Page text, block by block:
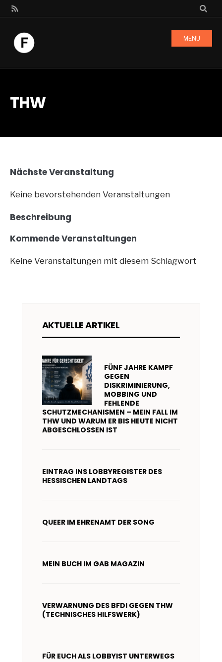
MENU
THW
Nächste Veranstaltung
Keine bevorstehenden Veranstaltungen
Beschreibung
Kommende Veranstaltungen
Keine Veranstaltungen mit diesem Schlagwort
AKTUELLE ARTIKEL
FÜNF JAHRE KAMPF
GEGEN
DISKRIMINIERUNG,
MOBBING UND
FEHLENDE
SCHUTZMECHANISMEN – MEIN FALL IM
THW UND WARUM ER BIS HEUTE NICHT
ABGESCHLOSSEN IST
EINTRAG INS LOBBYREGISTER DES
HESSISCHEN LANDTAGS
QUEER IM EHRENAMT DER SONG
MEIN BUCH IM GAB MAGAZIN
VERWARNUNG DES BFDI GEGEN THW
(TECHNISCHES HILFSWERK)
FÜR EUCH ALS LOBBYIST UNTERWEGS